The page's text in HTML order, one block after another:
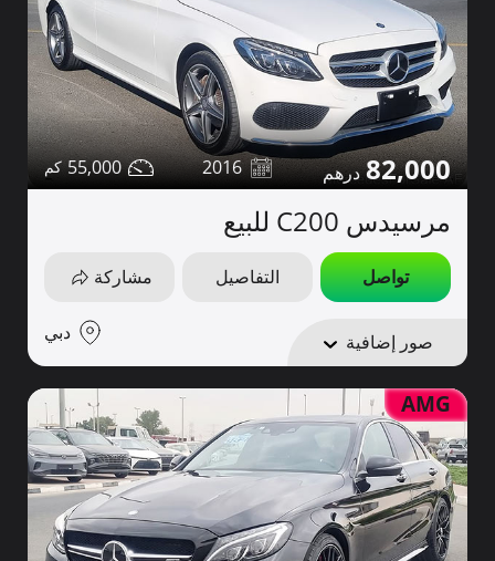
82,000
2016
55,000
مرسيدس C200 للبيع
تواصل التفاصيل مشاركة
صور إضافية دبي
AMG